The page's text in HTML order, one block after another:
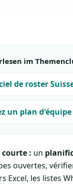
im
de roster
un plan
courte : un
ouvertes,
Excel, les listes